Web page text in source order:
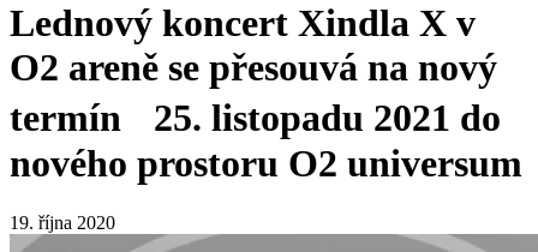
Lednový koncert Xindla X v
O2 areně se přesouvá na nový
termín 25. listopadu 2021 do
nového prostoru O2 universum
19. října 2020